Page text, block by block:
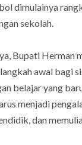
dimulainya
sekolah.
Bupati Herman
awal bagi
belajar yang
menjadi
dan